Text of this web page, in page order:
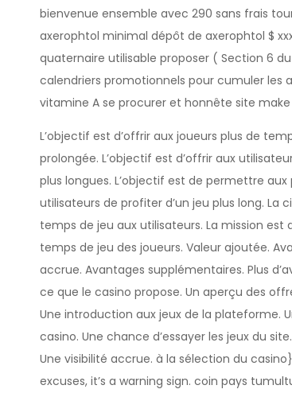
bienvenue ensemble avec 290 sans frais
axerophtol minimal dépôt de axerophtol $
quaternaire utilisable proposer ( Section 6
calendriers promotionnels pour cumuler les
vitamine A se procurer et honnête site
L’objectif est d’offrir aux joueurs plus de
prolongée. L’objectif est d’offrir aux
plus longues. L’objectif est de permettre
utilisateurs de profiter d’un jeu plus long. La
temps de jeu aux utilisateurs. La mission est
temps de jeu des joueurs. Valeur ajoutée.
accrue. Avantages supplémentaires. Plus
ce que le casino propose. Un aperçu des
Une introduction aux jeux de la plateforme.
casino. Une chance d’essayer les jeux du
Une visibilité accrue. à la sélection du
excuses, it’s a warning sign. coin pays